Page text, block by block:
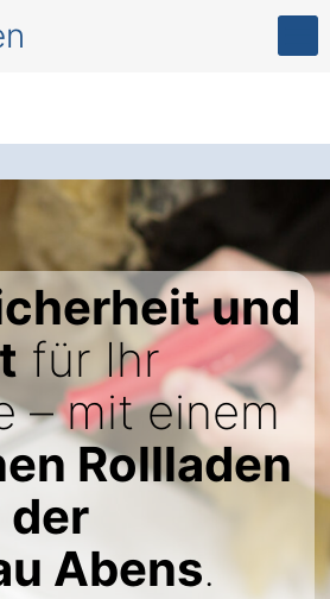
und
für Ihr
– mit einem
Rollladen
der
Abens.